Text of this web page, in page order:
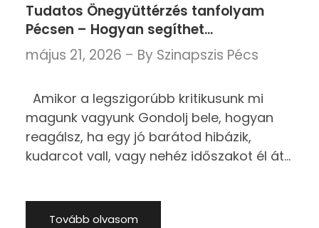
Tudatos Önegyüttérzés tanfolyam
Pécsen – Hogyan segíthet
kedvesebben fordulni önmagunk felé?
május 21, 2026 By Szinapszis Pécs
Amikor a legszigorúbb kritikusunk mi
magunk vagyunk Gondolj bele, hogyan
reagálsz, ha egy jó barátod hibázik,
kudarcot vall, vagy nehéz időszakot él át?
nehézségek az élet részei.
Tovább olvasom